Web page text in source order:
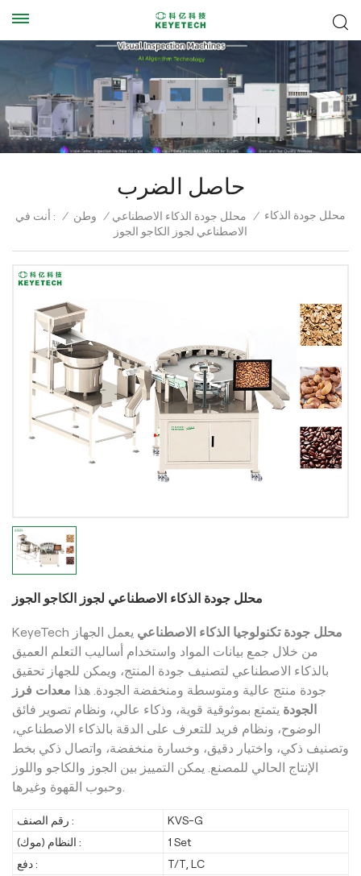
حاصل الضرب
أنت في : / وطن / محلل جودة الذكاء الاصطناعي / محلل جودة الذكاء
الاصطناعي لجوز الكاجو الجوز
محلل جودة الذكاء الاصطناعي لجوز الكاجو الجوز
KeyeTech محلل جودة تكنولوجيا الذكاء الاصطناعي يعمل الجهاز
من خلال جمع بيانات المواد واستخدام أساليب التعلم العميق
بالذكاء الاصطناعي لتصنيف جودة المنتج، ويمكن للجهاز تحقيق
جودة منتج عالية ومتوسطة ومنخفضة الجودة. هذا معدات فرز
الجودة يتمتع بموثوقية قوية، وذكاء عالي، ونظام تصوير فائق
الوضوح، ونظام فريد للتعرف على الدقة بالذكاء الاصطناعي،
وتصنيف ذكي، واختيار دقيق، وخسارة منخفضة، واتصال ذكي بخط
الإنتاج الحالي للمصنع. يمكن التمييز بين الجوز والكاجو واللوز
رقم الصنف :
KVS-G
النظام (موك) :
1 Set
دفع :
T/T, LC